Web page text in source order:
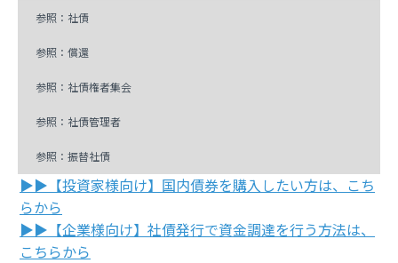
参照：社債
参照：償還
参照：社債権者集会
参照：社債管理者
参照：振替社債
▶▶【投資家様向け】国内債券を購入したい方は、こち
らから
▶▶【企業様向け】社債発行で資金調達を行う方法は、
こちらから